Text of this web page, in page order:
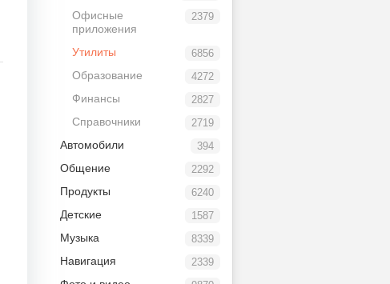
2379
Офисные
приложения
6856
Утилиты
4272
Образование
2827
Финансы
2719
Справочники
394
Автомобили
2292
Общение
6240
Продукты
1587
Детские
8339
Музыка
2339
Навигация